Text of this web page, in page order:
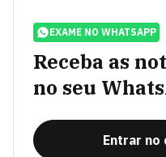
EXAME NO WHATSAPP
Receba as
no seu
Entrar no